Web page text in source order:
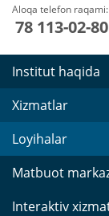
Aloqa telefon raqami:
78 113-02-80
Institut haqida
Xizmatlar
Loyihalar
Matbuot
Interaktiv